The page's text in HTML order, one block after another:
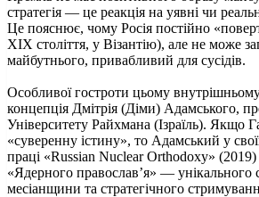
стратегія — це реакція на уявні чи
Це пояснює, чому Росія постійно
XIX століття, у Візантію), але не може
майбутнього, привабливий для сусідів.
Особливої гостроти цьому
концепція Дмітрія (Діми) Адамського,
Університету Райхмана (Ізраїль). Якщо
«суверенну істину», то Адамський у
праці «Russian Nuclear Orthodoxy»
«Ядерного православ’я» — унікального
месіанщини та стратегічного